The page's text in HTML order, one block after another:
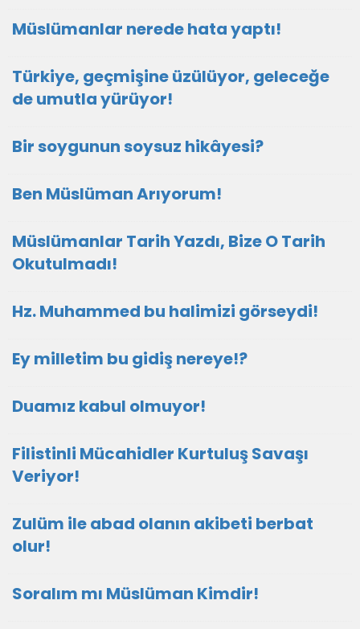
Müslümanlar nerede hata yaptı!
Türkiye, geçmişine üzülüyor, geleceğe
de umutla yürüyor!
Bir soygunun soysuz hikâyesi?
Ben Müslüman Arıyorum!
Müslümanlar Tarih Yazdı, Bize O Tarih
Okutulmadı!
Hz. Muhammed bu halimizi görseydi!
Ey milletim bu gidiş nereye!?
Duamız kabul olmuyor!
Filistinli Mücahidler Kurtuluş Savaşı
Veriyor!
Zulüm ile abad olanın akibeti berbat
olur!
Soralım mı Müslüman Kimdir!